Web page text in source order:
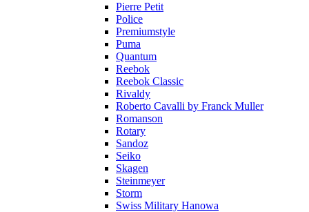
Pierre Petit
Police
Premiumstyle
Puma
Quantum
Reebok
Reebok Classic
Rivaldy
Roberto Cavalli by Franck Muller
Romanson
Rotary
Sandoz
Seiko
Skagen
Steinmeyer
Storm
Swiss Military Hanowa